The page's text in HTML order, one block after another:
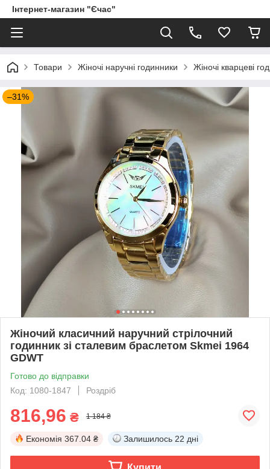
Інтернет-магазин "Єчас"
Товари Жіночі наручні годинники Жіночі кварцеві
–31%
Жіночий класичний наручний стрілочний
годинник зі сталевим браслетом Skmei 1964
GDWT
Готово до відправки
Код: 1080-1847
Роздріб
816,96 ₴ 1 184 ₴
Економія 367.04 ₴ Залишилось 22 дні